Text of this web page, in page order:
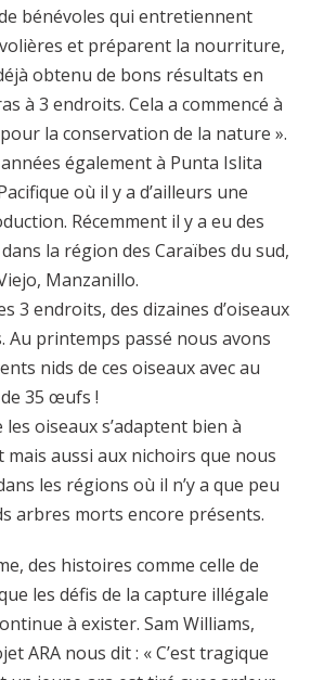
bénévoles qui entretiennent
et préparent la nourriture,
obtenu de bons résultats en
à 3 endroits. Cela a commencé à
la conservation de la nature ».
également à Punta Islita
où il y a d’ailleurs une
Récemment il y a eu des
la région des Caraïbes du sud,
Manzanillo.
3 endroits, des dizaines d’oiseaux
Au printemps passé nous avons
nids de ces oiseaux avec au
35 œufs !
oiseaux s’adaptent bien à
mais aussi aux nichoirs que nous
les régions où il n’y a que peu
arbres morts encore présents.
des histoires comme celle de
les défis de la capture illégale
à exister. Sam Williams,
ARA nous dit : « C’est tragique